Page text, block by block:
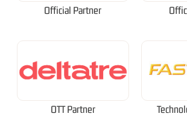
Official Partner
OTT Partner